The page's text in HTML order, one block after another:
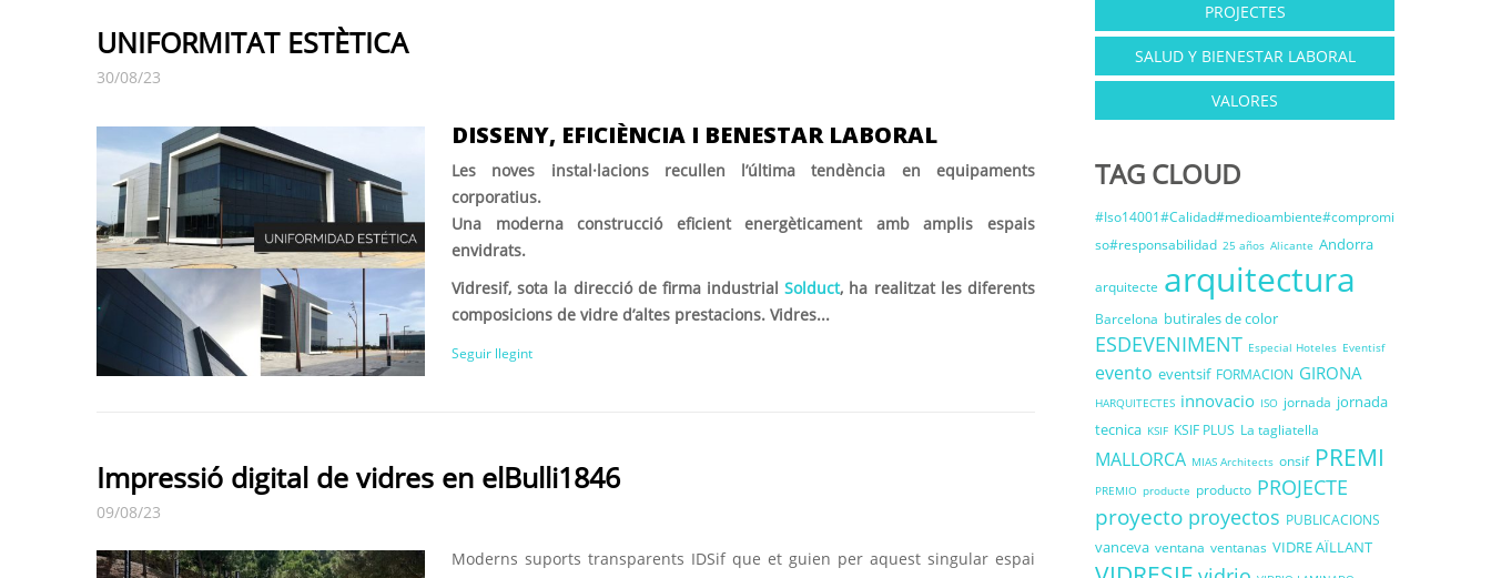
UNIFORMITAT ESTÈTICA
30/08/23
DISSENY, EFICIÈNCIA I BENESTAR LABORAL
Les noves instal·lacions recullen l’última tendència en equipaments
corporatius.
Una moderna construcció eficient energèticament amb amplis espais
envidrats.
Vidresif, sota la direcció de firma industrialSolduct, ha realitzat les diferents
composicions de vidre d’altes prestacions. Vidres...
Seguir llegint
Impressió digital de vidres en elBulli1846
09/08/23
Moderns suports transparents IDSif que et guien per aquest singular espai
PROJECTES
SALUD Y BIENESTAR LABORAL
VALORES
TAG CLOUD
#Iso14001#Calidad#medioambiente#compromi
so#responsabilidad 25 años Alicante Andorra
arquitecte arquitectura
Barcelona butirales de color
ESDEVENIMENT Especial Hoteles Eventisf
evento eventsif FORMACION GIRONA
HARQUITECTES innovacio ISO jornada jornada
tecnica KSIF KSIF PLUS La tagliatella
MALLORCA MIAS Architects onsif PREMI
PREMIO producte producto PROJECTE
proyecto proyectos PUBLICACIONS
vanceva ventana ventanas VIDRE AÏLLANT